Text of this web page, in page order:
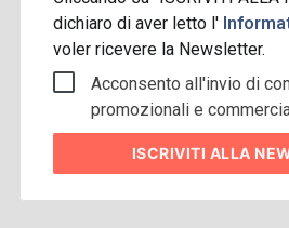
dichiaro di aver letto l'
voler ricevere la Newsletter.
Acconsento all'invio di
promozionali e
ISCRIVITI ALLA